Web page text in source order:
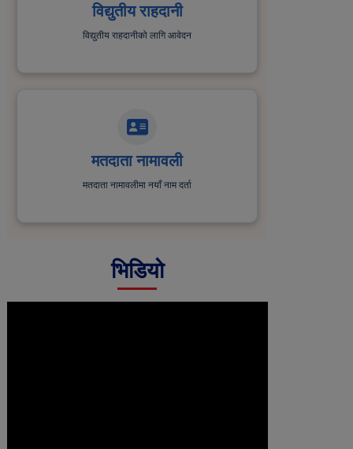
विद्युतीय राहदानी
विद्युतीय राहदानीको लागि आवेदन
मतदाता नामावली
मतदाता नामावलीमा नयाँ नाम दर्ता
भिडियो